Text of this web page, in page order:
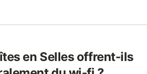
en Selles offrent-ils